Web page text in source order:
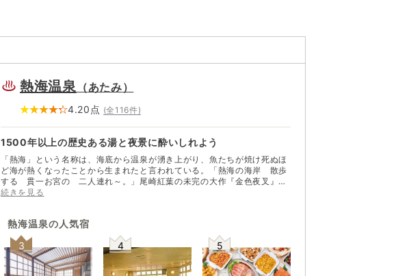
熱海温泉 （あたみ）
4.20 点 (全116件)
1500年以上の歴史ある湯と夜景に酔いしれよう
「熱海」という名称は、海底から温泉が湧き上がり、魚たちが焼け死ぬほ
ど海が熱くなったことから生まれたと言われている。「熱海の海岸 散歩
する 貫一お宮の 二人連れ～。」尾崎紅葉の未完の大作『金色夜叉』で
も有名な熱海は、1500年以上の歴史を誇る温泉地。かつては徳川家康、8
に戻ろうとする動きも高まっている。 刻まれてきた時間に思いを馳せなが
ら、名物温泉まんじゅうを味わうのもまた一興。疲れた体は、少ししょっ
ぱいお湯でゆっくり癒そう。いまなお美しい夜景も楽しめる
続きを見る
熱海温泉の人気宿
3 4 5